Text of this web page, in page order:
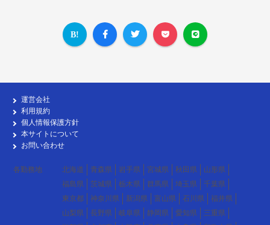
運営会社
利用規約
個人情報保護方針
本サイトについて
お問い合わせ
各勤務地 北海道 青森県 岩手県 宮城県 秋田県
山形県
福島県
茨城県 栃木県 群馬県 埼玉県
千葉県
東京都
神奈川県 新潟県 富山県 石川県
福井県
山梨県
長野県 岐阜県 静岡県 愛知県
三重県